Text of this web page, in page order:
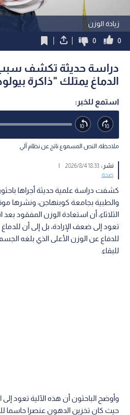
زيادة الوزن
0
0
دراسة حديثة تكشف سبب
الدماغ يمتلك "ذاكرة
استمع للخبر:
ملاحظة: النص المسموع ناتج عن نظام آلي
نشر :18:33 2026/8/4
|
صحة
كشفت دراسة علمية حديثة أجراها
الثلاثاء، أن استعادة الوزن المفقود بعد
تعود إلى ضعف الإرادة، بل إلى أن
للدفاع عن الوزن الأعلى الذي بلغه
للبقاء.
وأوضح الباحثون أن هذه الآلية تعود إلى
حيث كان تخزين الدهون عنصرا حاسما